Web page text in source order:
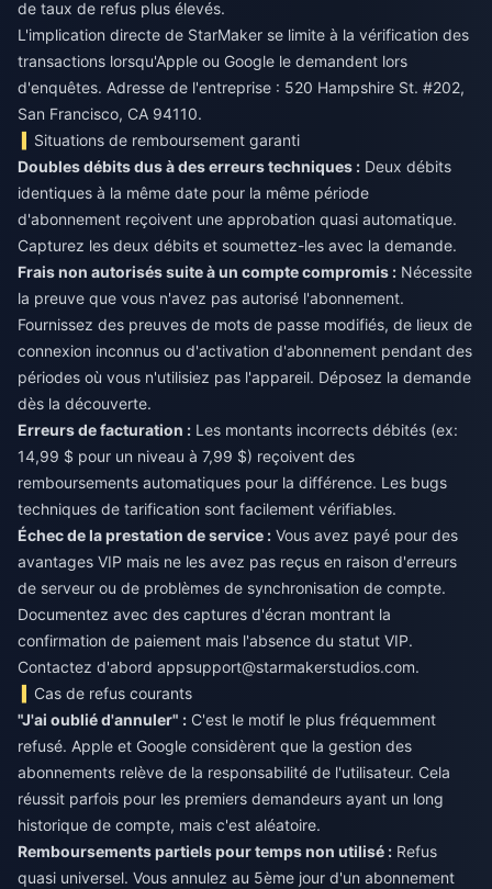
de taux de refus plus élevés.
L'implication directe de StarMaker se limite à la vérification des
transactions lorsqu'Apple ou Google le demandent lors
d'enquêtes. Adresse de l'entreprise : 520 Hampshire St. #202,
San Francisco, CA 94110.
Situations de remboursement garanti
Doubles débits dus à des erreurs techniques : Deux débits
identiques à la même date pour la même période
d'abonnement reçoivent une approbation quasi automatique.
Capturez les deux débits et soumettez-les avec la demande.
Frais non autorisés suite à un compte compromis : Nécessite
la preuve que vous n'avez pas autorisé l'abonnement.
Fournissez des preuves de mots de passe modifiés, de lieux de
connexion inconnus ou d'activation d'abonnement pendant des
périodes où vous n'utilisiez pas l'appareil. Déposez la demande
dès la découverte.
Erreurs de facturation : Les montants incorrects débités (ex:
14,99 $ pour un niveau à 7,99 $) reçoivent des
remboursements automatiques pour la différence. Les bugs
techniques de tarification sont facilement vérifiables.
Échec de la prestation de service : Vous avez payé pour des
avantages VIP mais ne les avez pas reçus en raison d'erreurs
de serveur ou de problèmes de synchronisation de compte.
Documentez avec des captures d'écran montrant la
confirmation de paiement mais l'absence du statut VIP.
Contactez d'abord appsupport@starmakerstudios.com.
Cas de refus courants
"J'ai oublié d'annuler" : C'est le motif le plus fréquemment
refusé. Apple et Google considèrent que la gestion des
abonnements relève de la responsabilité de l'utilisateur. Cela
réussit parfois pour les premiers demandeurs ayant un long
historique de compte, mais c'est aléatoire.
Remboursements partiels pour temps non utilisé : Refus
quasi universel. Vous annulez au 5ème jour d'un abonnement